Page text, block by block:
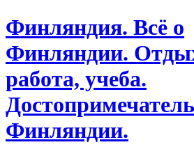
Финляндия. Всё о
Финляндии.
работа, учеба.
Финляндии.